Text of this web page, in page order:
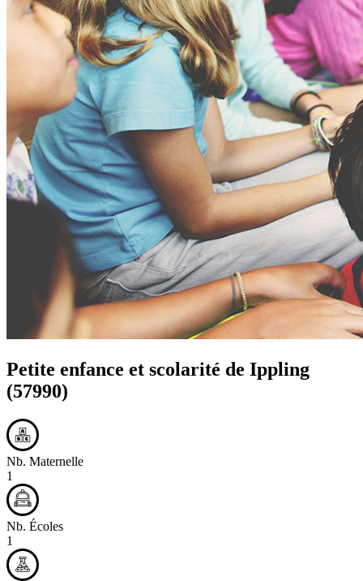
Petite enfance et scolarité de Ippling
(57990)
Nb. Maternelle
1
Nb. Écoles
1